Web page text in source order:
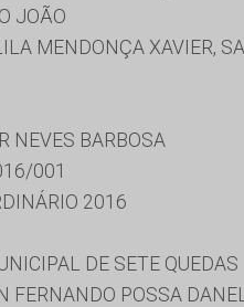
JOÃO
MENDONÇA XAVIER,
NEVES BARBOSA
001
2016
DE SETE QUEDAS
FERNANDO POSSA